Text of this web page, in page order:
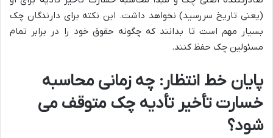
(یعنی تاریخ سررسید) نخواهد داشت. این نکته برای دارندگان چک
بسیار مهم است تا بدانند که چگونه حقوق خود را در برابر تمام
مسئولین چک حفظ کنند.
پایان خط انتظار: چه زمانی محاسبه
خسارت تأخیر تأدیه چک متوقف می
شود؟